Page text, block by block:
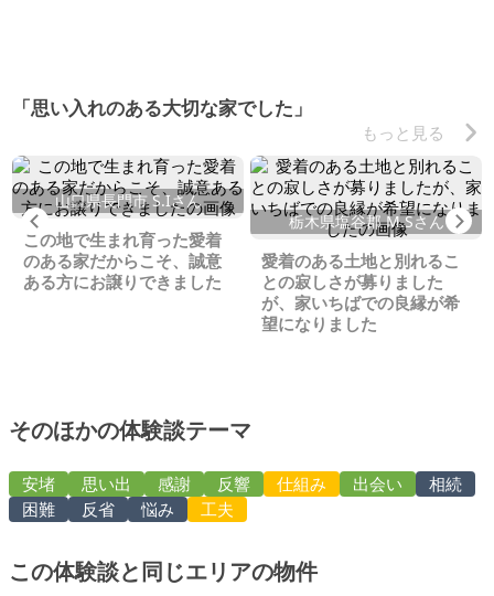
「思い入れのある大切な家でした」
もっと見る
Previous
山口県長門市 S.Iさん
この地で生まれ育った愛着
のある家だからこそ、誠意
ある方にお譲りできました
栃木県塩谷郡 M.Sさん
愛着のある土地と別れるこ
との寂しさが募りました
が、家いちばでの良縁が希
望になりました
そのほかの体験談テーマ
安堵 思い出 感謝 反響 仕組み 出会い
相続
困難
反省 悩み 工夫
この体験談と同じエリアの物件